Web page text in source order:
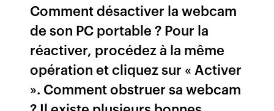
Comment désactiver la webcam
de son PC portable ? Pour la
réactiver, procédez à la même
opération et cliquez sur « Activer
». Comment obstruer sa webcam